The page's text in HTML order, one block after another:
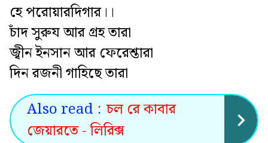
হে পরোয়ারদিগার।।
চাঁদ সুরুয আর গ্রহ তারা
জ্বীন ইনসান আর ফেরেশ্তারা
দিন রজনী গাহিছে তারা
Also read : চল রে কাবার
জেয়ারতে - লিরিক্স